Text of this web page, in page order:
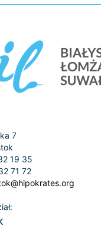
7
19 35
71 72